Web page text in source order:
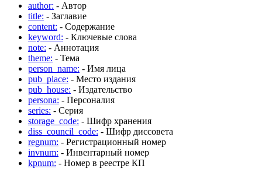
author: - Автор
title: - Заглавие
content: - Содержание
keyword: - Ключевые слова
note: - Аннотация
theme: - Тема
person_name: - Имя лица
pub_place: - Место издания
pub_house: - Издательство
persona: - Персоналия
series: - Серия
storage_code: - Шифр хранения
diss_council_code: - Шифр диссовета
regnum: - Регистрационный номер
invnum: - Инвентарный номер
kpnum: - Номер в реестре КП